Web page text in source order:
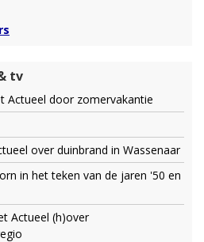
tv
Actueel door zomervakantie
over duinbrand in Wassenaar
in het teken van de jaren '50 en
Actueel (h)over